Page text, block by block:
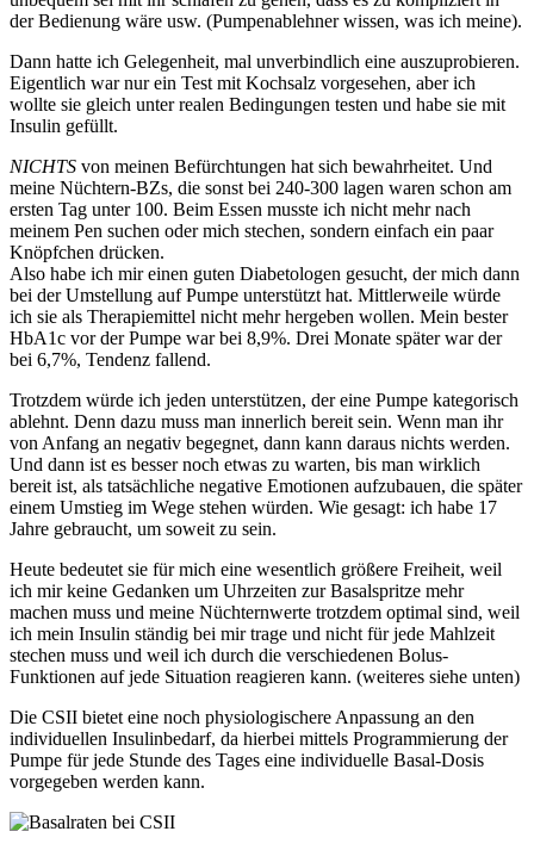
der Bedienung wäre usw. (Pumpenablehner wissen, was ich meine).
Dann hatte ich Gelegenheit, mal unverbindlich eine auszuprobieren.
Eigentlich war nur ein Test mit Kochsalz vorgesehen, aber ich
wollte sie gleich unter realen Bedingungen testen und habe sie mit
Insulin gefüllt.
NICHTS von meinen Befürchtungen hat sich bewahrheitet. Und
meine Nüchtern-BZs, die sonst bei 240-300 lagen waren schon am
ersten Tag unter 100. Beim Essen musste ich nicht mehr nach
meinem Pen suchen oder mich stechen, sondern einfach ein paar
Knöpfchen drücken.
Also habe ich mir einen guten Diabetologen gesucht, der mich dann
bei der Umstellung auf Pumpe unterstützt hat. Mittlerweile würde
ich sie als Therapiemittel nicht mehr hergeben wollen. Mein bester
HbA1c vor der Pumpe war bei 8,9%. Drei Monate später war der
bei 6,7%, Tendenz fallend.
Trotzdem würde ich jeden unterstützen, der eine Pumpe kategorisch
ablehnt. Denn dazu muss man innerlich bereit sein. Wenn man ihr
von Anfang an negativ begegnet, dann kann daraus nichts werden.
Und dann ist es besser noch etwas zu warten, bis man wirklich
bereit ist, als tatsächliche negative Emotionen aufzubauen, die später
einem Umstieg im Wege stehen würden. Wie gesagt: ich habe 17
Jahre gebraucht, um soweit zu sein.
Heute bedeutet sie für mich eine wesentlich größere Freiheit, weil
ich mir keine Gedanken um Uhrzeiten zur Basalspritze mehr
machen muss und meine Nüchternwerte trotzdem optimal sind, weil
ich mein Insulin ständig bei mir trage und nicht für jede Mahlzeit
stechen muss und weil ich durch die verschiedenen Bolus-
Funktionen auf jede Situation reagieren kann. (weiteres siehe unten)
Die CSII bietet eine noch physiologischere Anpassung an den
individuellen Insulinbedarf, da hierbei mittels Programmierung der
Pumpe für jede Stunde des Tages eine individuelle Basal-Dosis
vorgegeben werden kann.